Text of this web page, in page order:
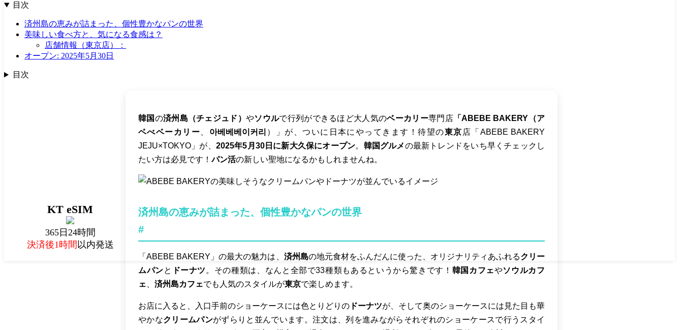
KT eSIM
365日24時間
決済後1時間以内発送
目次
済州島の恵みが詰まった、個性豊かなパンの世界
美味しい食べ方と、気になる食感は？
店舗情報（東京店）：
オープン: 2025年5月30日
目次
韓国の済州島（チェジュド）やソウルで行列ができるほど大人気のベーカリー専門店「ABEBE BAKERY（ア
ベべベーカリー
아베베베이커리 ）」が、ついに日本にやってきます！待望の東京 店「ABEBE BAKERY
JEJU×TOKYO」が、 2025年5月30日に新大久保にオープン。 韓国グルメの最新トレンドをいち早くチェックし
たい方は必見です！パン活の新しい聖地になるかもしれませんね。
済州島の恵みが詰まった、個性豊かなパンの世界
#
「ABEBE BAKERY」の最大の魅力は、 済州島の地元食材をふんだんに使った、オリジナリティあふれるクリー
ムパンと ドーナツ 。その種類は、なんと全部で33種類もあるというから驚きです！ 韓国カフェやソウルカフ
ェ
済州島カフェでも人気のスタイルが東京で楽しめます。
お店に入ると、入口手前のショーケースには色とりどりの ドーナツが、そして奥のショーケースには見た目も華
やかなクリームパンがずらりと並んでいます。注文は、列を進みながらそれぞれのショーケースで行うスタイ